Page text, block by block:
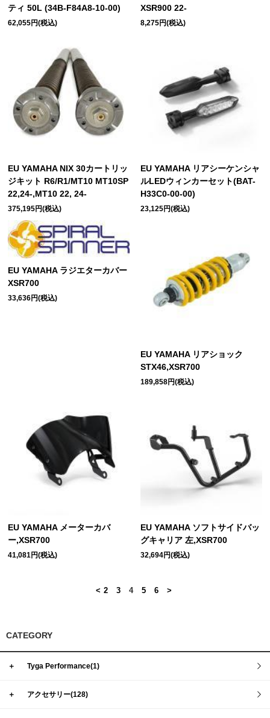
ティ 50L (34B-F84A8-10-00)
62,055円(税込)
XSR900 22-
8,275円(税込)
EU YAMAHA NIX 30カートリッ
ジキット R6/R1/MT10 MT10SP
22,24-,MT10 22, 24-
375,195円(税込)
EU YAMAHA リアシーケンシャ
ルLEDウィンカーセット(BAT-
H33C0-00-00)
23,125円(税込)
EU YAMAHA ラジエターカバー
XSR700
33,636円(税込)
EU YAMAHA リアショック
STX46,XSR700
189,858円(税込)
EU YAMAHA メーターカバ
ー,XSR700
41,081円(税込)
EU YAMAHA ソフトサイドバッ
グキャリア 左,XSR700
32,694円(税込)
< 2 3 4 5 6 >
CATEGORY
＋ Tyga Performance(1)
＋ アクセサリー(128)